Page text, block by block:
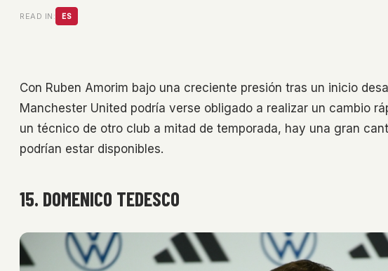
READ IN: ES
Con Ruben Amorim bajo una creciente presión tras un inicio
Manchester United podría verse obligado a realizar un cambio
un técnico de otro club a mitad de temporada, hay una gran
podrían estar disponibles.
15. DOMENICO TEDESCO